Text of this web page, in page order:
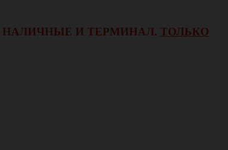
НАЛИЧНЫЕ И ТЕРМИНАЛ. ТОЛЬКО